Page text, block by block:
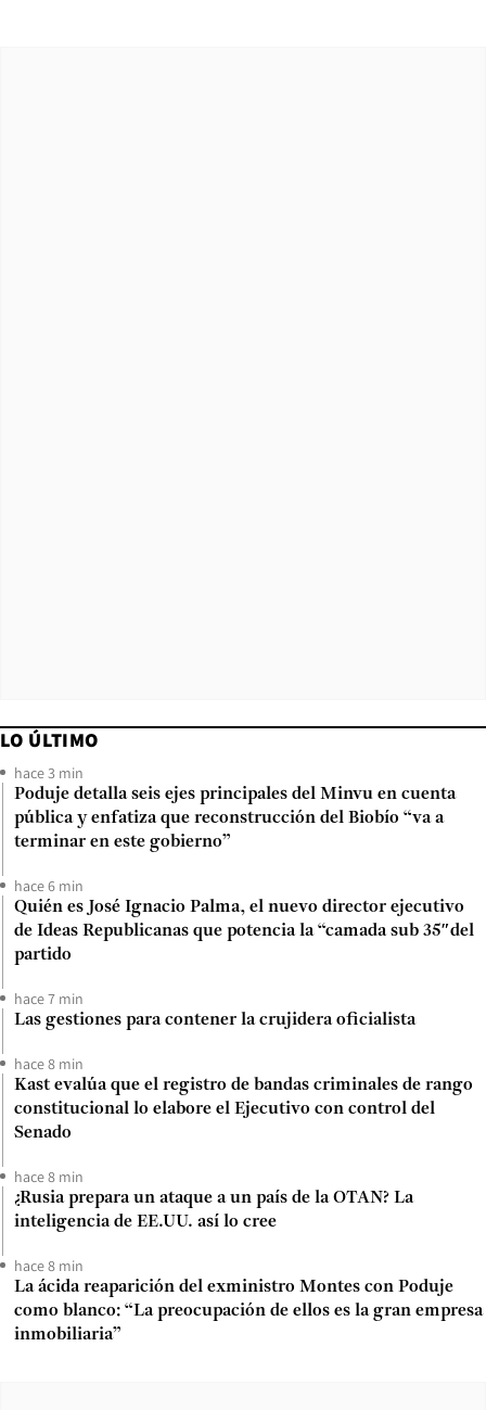
LO ÚLTIMO
hace 3 min
Poduje detalla seis ejes principales del Minvu en cuenta
pública y enfatiza que reconstrucción del Biobío “va a
terminar en este gobierno”
hace 6 min
Quién es José Ignacio Palma, el nuevo director ejecutivo
de Ideas Republicanas que potencia la “camada sub 35″del
partido
hace 7 min
Las gestiones para contener la crujidera oficialista
hace 8 min
Kast evalúa que el registro de bandas criminales de rango
constitucional lo elabore el Ejecutivo con control del
Senado
hace 8 min
¿Rusia prepara un ataque a un país de la OTAN? La
inteligencia de EE.UU. así lo cree
hace 8 min
La ácida reaparición del exministro Montes con Poduje
como blanco: “La preocupación de ellos es la gran empresa
inmobiliaria”